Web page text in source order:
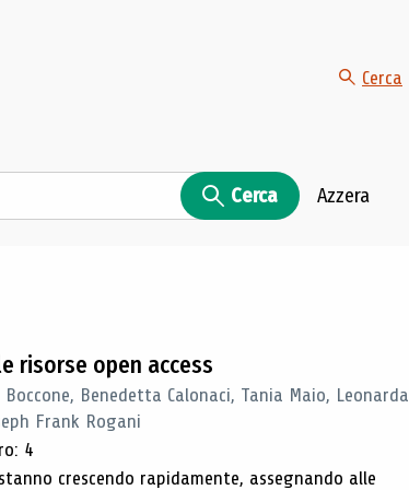
Cerca
Cerca Azzera
risorse open access
Benedetta Calonaci, Tania Maio, Leonarda
Frank Rogani
4
crescendo rapidamente, assegnando alle